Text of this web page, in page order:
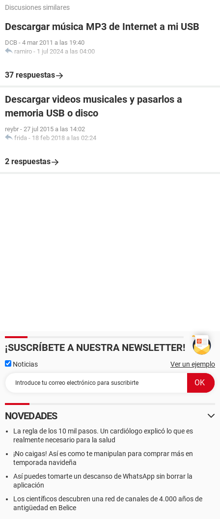
Discusiones similares
Descargar música MP3 de Internet a mi USB
DCB - 4 mar 2011 a las 19:40
ramiro - 1 jul 2024 a las 04:00
37 respuestas
Descargar videos musicales y pasarlos a
memoria USB o disco
reybr - 27 jul 2015 a las 14:02
frida - 18 feb 2018 a las 02:24
2 respuestas
¡SUSCRÍBETE A NUESTRA NEWSLETTER!
Noticias Ver un ejemplo
NOVEDADES
La regla de los 10 mil pasos. Un cardiólogo explicó lo que es
realmente necesario para la salud
¡No caigas! Así es como te manipulan para comprar más en
temporada navideña
Así puedes tomarte un descanso de WhatsApp sin borrar la
aplicación
Los científicos descubren una red de canales de 4.000 años de
antigüedad en Belice